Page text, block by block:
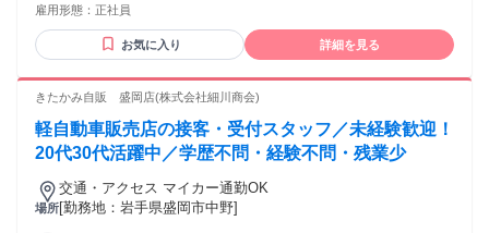
社会保険完備 #制服貸与 #ブランクOK #交通費支給 #40代も
応募可 #昇給あり #髪型・髪色自由 #資格取得支援あり #有資
格者歓迎 #育休制度あり
雇用形態： 正社員
お気に入り 詳細を見る
きたかみ自販 盛岡店(株式会社細川商会)
軽自動車販売店の接客・受付スタッフ／未経験歓迎！
20代30代活躍中／学歴不問・経験不問・残業少
場所
交通・アクセス マイカー通勤OK
[勤務地：岩手県盛岡市中野]